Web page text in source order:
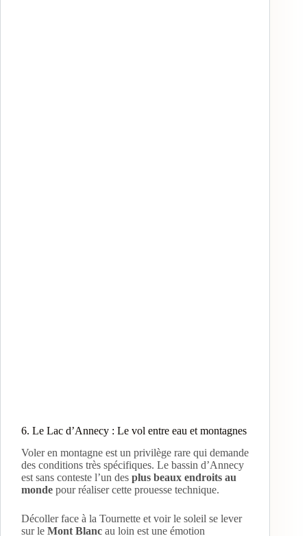
6. Le Lac d’Annecy : Le vol entre eau et montagnes
Voler en montagne est un privilège rare qui demande
des conditions très spécifiques. Le bassin d’Annecy
est sans conteste l’un des plus beaux endroits au
monde pour réaliser cette prouesse technique.
Décoller face à la Tournette et voir le soleil se lever
sur le Mont Blanc au loin est une émotion